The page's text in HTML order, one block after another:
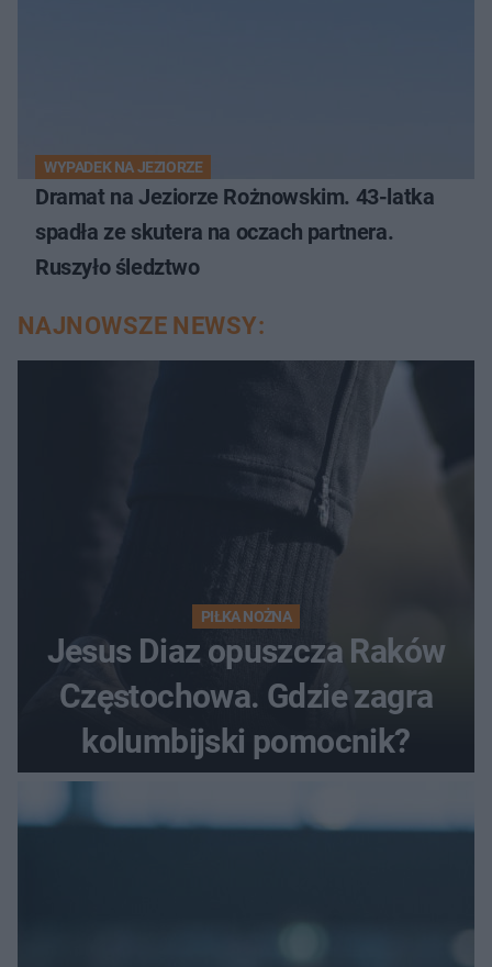
WYPADEK NA JEZIORZE
Dramat na Jeziorze Rożnowskim. 43-latka
spadła ze skutera na oczach partnera.
Ruszyło śledztwo
NAJNOWSZE NEWSY:
PIŁKA NOŻNA
Jesus Diaz opuszcza Raków
Częstochowa. Gdzie zagra
kolumbijski pomocnik?